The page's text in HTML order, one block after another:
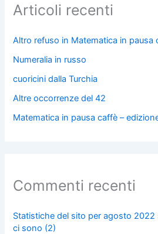
Articoli recenti
Altro refuso in Matematica in pausa
Numeralia in russo
cuoricini dalla Turchia
Altre occorrenze del 42
Matematica in pausa caffè –
Commenti recenti
Statistiche del sito per agosto 2022
ci sono (2)